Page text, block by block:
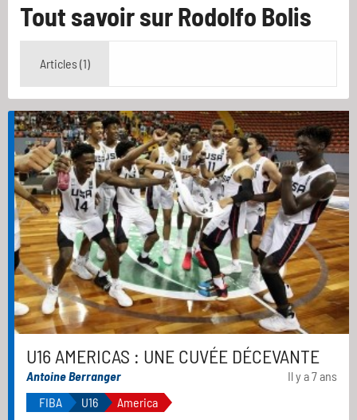
Tout savoir surRodolfo Bolis
Articles (1)
U16 AMERICAS : UNE CUVÉE DÉCEVANTE
Antoine Berranger
Il y a 7 ans
FIBA
U16
America